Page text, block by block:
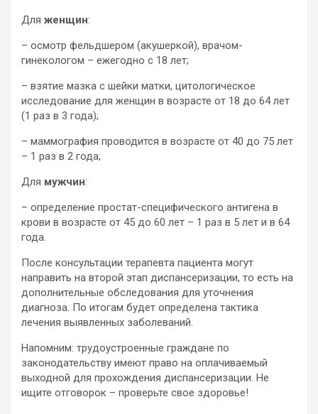
Для женщин:
– осмотр фельдшером (акушеркой), врачом-
гинекологом – ежегодно с 18 лет;
– взятие мазка с шейки матки, цитологическое
исследование для женщин в возрасте от 18 до 64 лет
(1 раз в 3 года);
– маммография проводится в возрасте от 40 до 75 лет
– 1 раз в 2 года;
Для мужчин:
– определение простат-специфического антигена в
крови в возрасте от 45 до 60 лет – 1 раз в 5 лет и в 64
года.
После консультации терапевта пациента могут
направить на второй этап диспансеризации, то есть на
дополнительные обследования для уточнения
диагноза. По итогам будет определена тактика
лечения выявленных заболеваний.
Напомним: трудоустроенные граждане по
законодательству имеют право на оплачиваемый
выходной для прохождения диспансеризации. Не
ищите отговорок – проверьте свое здоровье!